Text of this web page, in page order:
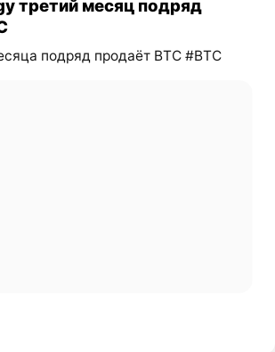
третий месяц подряд
подряд продаёт BTC #BTC